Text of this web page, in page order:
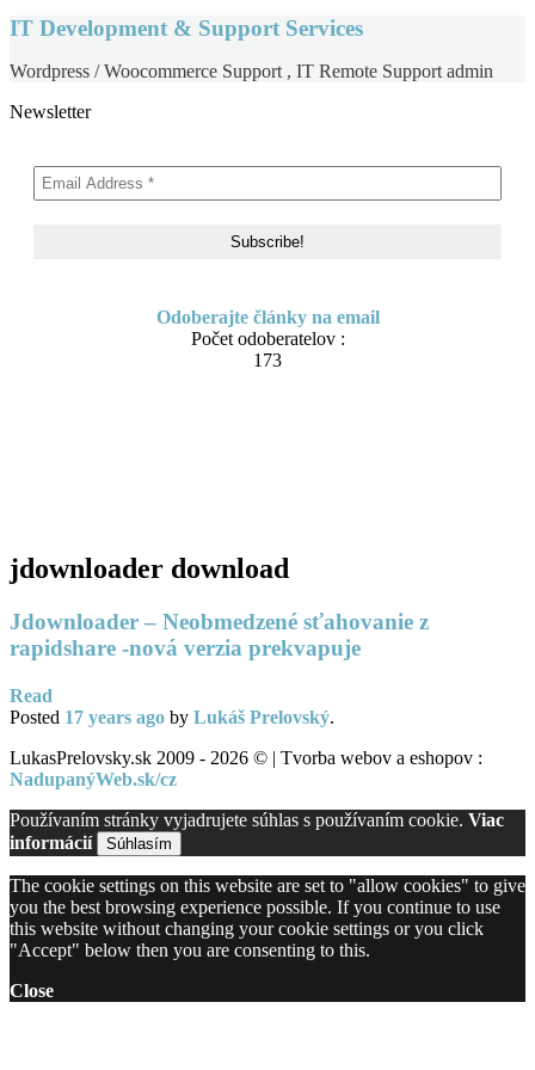
IT Development & Support Services
Wordpress / Woocommerce Support , IT Remote Support admin
Newsletter
Odoberajte články na email
Počet odoberatelov :
173
jdownloader download
Jdownloader – Neobmedzené sťahovanie z
rapidshare -nová verzia prekvapuje
Read
Posted 17 years ago by Lukáš Prelovský.
LukasPrelovsky.sk 2009 - 2026 © | Tvorba webov a eshopov :
NadupanýWeb.sk/cz
Používaním stránky vyjadrujete súhlas s používaním cookie. Viac
informácií
Súhlasím
The cookie settings on this website are set to "allow cookies" to give
you the best browsing experience possible. If you continue to use
this website without changing your cookie settings or you click
"Accept" below then you are consenting to this.
Close